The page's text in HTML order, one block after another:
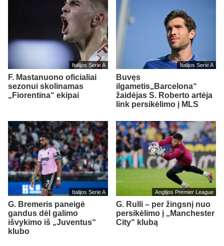
Italijos Serie A
F. Mastanuono oficialiai
sezonui skolinamas
„Fiorentina“ ekipai
Italijos Serie A
Buvęs
ilgametis„Barcelona“
žaidėjas S. Roberto artėja
link persikėlimo į MLS
Italijos Serie A
G. Bremeris paneigė
gandus dėl galimo
išvykimo iš „Juventus“
klubo
Anglijos Premier League
G. Rulli – per žingsnį nuo
persikėlimo į „Manchester
City“ klubą